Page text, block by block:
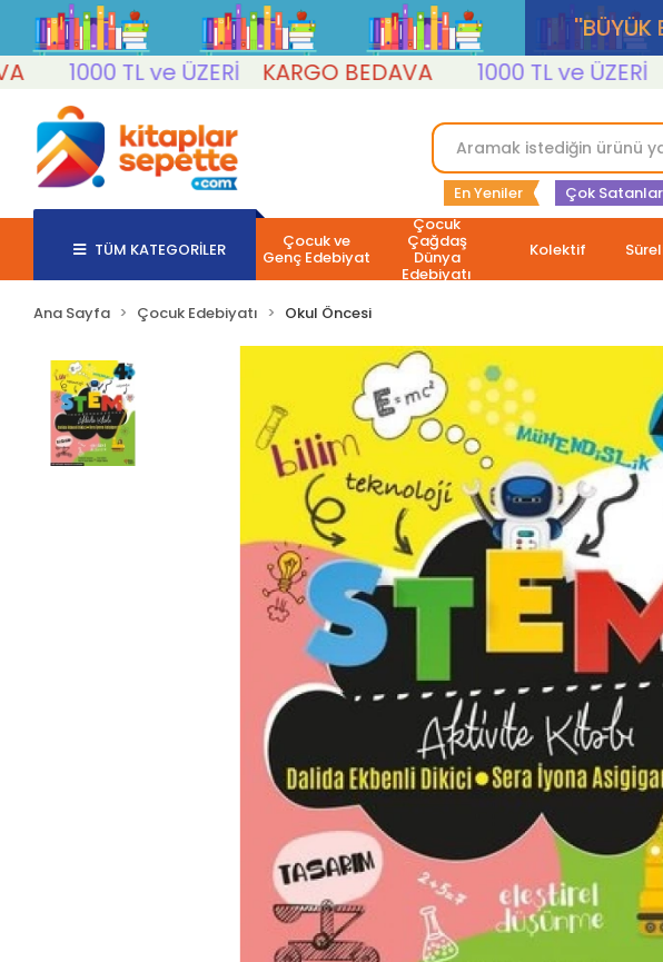
1000 TL ve ÜZERİ
KARGO BEDAVA 1000 TL ve ÜZERİ
En Yeniler Çok Satanlar
TÜM KATEGORİLER Çocuk ve
Genç Edebiyat
Çocuk
Çağdaş
Dünya
Edebiyatı
Kolektif
Ana Sayfa Çocuk Edebiyatı Okul Öncesi